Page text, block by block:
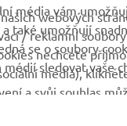
informace pro
prodejce
Safety Data
média vám
také umožňují
se o soubory
sledovat vaše
webových
/ reklamní
nechcete
média),
a svůj souhlas
týkající se souborů